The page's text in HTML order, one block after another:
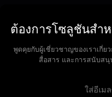
ต้องการโซลูชันสำ
พูดคุยกับผู้เชี่ยวชาญของเราเกี่ย
สื่อสาร และการสนับสนุ